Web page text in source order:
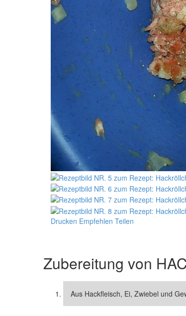
Drucken Empfehlen Teilen
Zubereitung von
Aus Hackfleisch, Ei, Zwiebel und